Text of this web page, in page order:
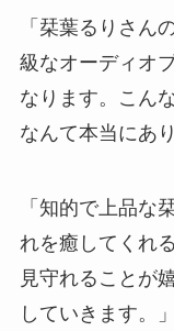
「栞葉るりさん
級なオーディオ
なります。こん
なんて本当にあ
「知的で上品な
れを癒してくれ
見守れることが
していきます。」